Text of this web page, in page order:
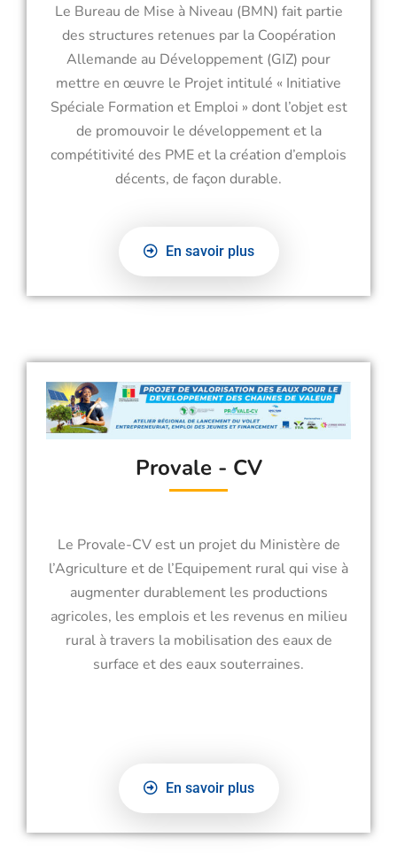
Le Bureau de Mise à Niveau (BMN) fait partie
des structures retenues par la Coopération
Allemande au Développement (GIZ) pour
mettre en œuvre le Projet intitulé « Initiative
Spéciale Formation et Emploi » dont l’objet est
de promouvoir le développement et la
compétitivité des PME et la création d’emplois
décents, de façon durable.
En savoir plus
Provale - CV
Le Provale-CV est un projet du Ministère de
l’Agriculture et de l’Equipement rural qui vise à
augmenter durablement les productions
agricoles, les emplois et les revenus en milieu
rural à travers la mobilisation des eaux de
surface et des eaux souterraines.
En savoir plus